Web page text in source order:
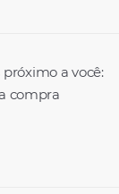
a você:
compra